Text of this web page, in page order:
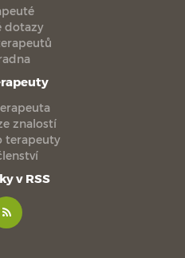
dotazy
znalostí
terapeuty
v RSS